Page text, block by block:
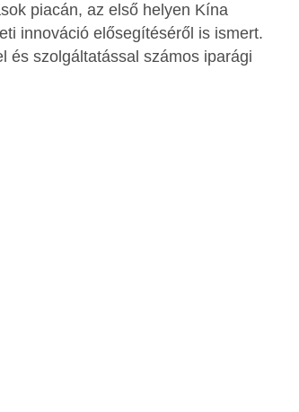
piacán, az első helyen Kína
innováció elősegítéséről is ismert.
és szolgáltatással számos iparági